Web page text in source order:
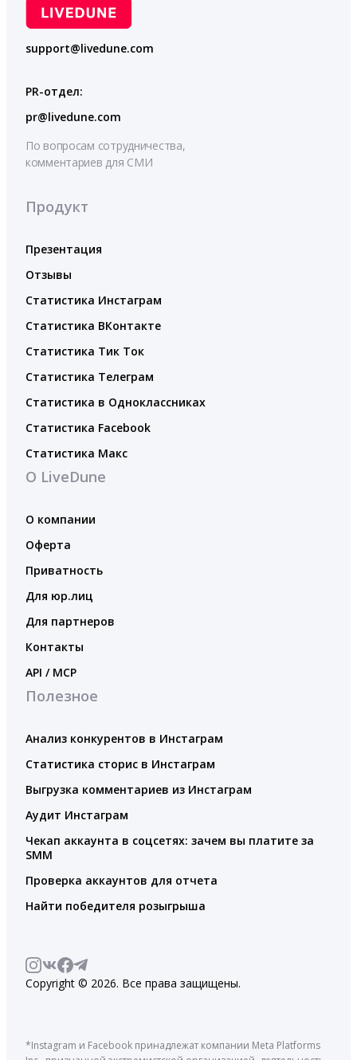
support@livedune.com
PR-отдел:
pr@livedune.com
По вопросам сотрудничества,
комментариев для СМИ
Продукт
Презентация
Отзывы
Статистика Инстаграм
Статистика ВКонтакте
Статистика Тик Ток
Статистика Телеграм
Статистика в Одноклассниках
Статистика Facebook
Статистика Макс
О LiveDune
О компании
Оферта
Приватность
Для юр.лиц
Для партнеров
Контакты
API / MCP
Полезное
Анализ конкурентов в Инстаграм
Статистика сторис в Инстаграм
Выгрузка комментариев из Инстаграм
Аудит Инстаграм
Чекап аккаунта в соцсетях: зачем вы платите за
SMM
Проверка аккаунтов для отчета
Найти победителя розыгрыша
Copyright © 2026. Все права защищены.
*Instagram и Facebook принадлежат компании Meta Platforms